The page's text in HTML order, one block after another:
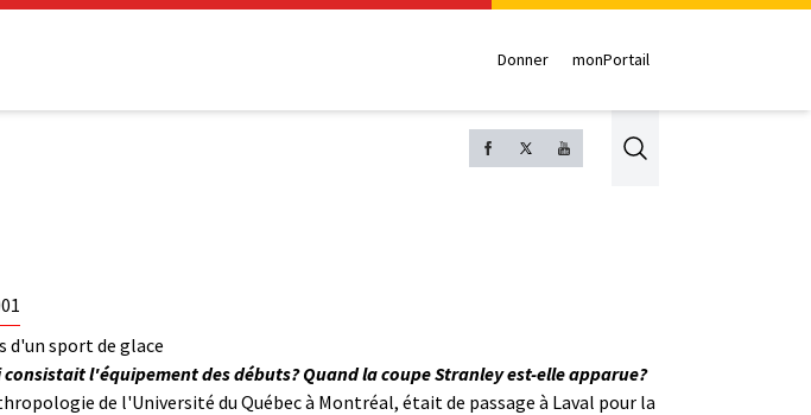
Donner monPortail
Search
d'un sport de glace
l'équipement des débuts? Quand la coupe Stranley est-elle apparue?
de l'Université du Québec à Montréal, était de passage à Laval pour la